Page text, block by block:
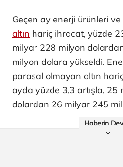
Geçen ay enerji ürünleri
altın hariç ihracat, yüzde
milyar 228 milyon
milyon dolara yükseldi.
parasal olmayan altın
ayda yüzde 3,3 artışla, 25
dolardan 26 milyar 245
Haberin